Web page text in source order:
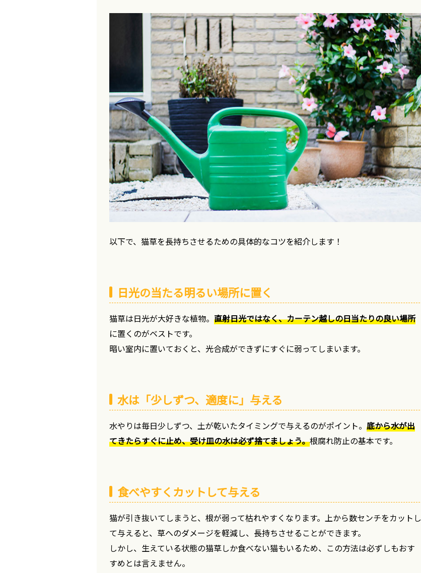
以下で、猫草を長持ちさせるための具体的なコツを紹介します！
日光の当たる明るい場所に置く
猫草は日光が大好きな植物。 直射日光ではなく、カーテン越しの日当たりの良い場所
に置くのがベストです。
暗い室内に置いておくと、光合成ができずにすぐに弱ってしまいます。
水は「少しずつ、適度に」与える
水やりは毎日少しずつ、土が乾いたタイミングで与えるのがポイント。 底から水が出
てきたらすぐに止め、受け皿の水は必ず捨てましょう。根腐れ防止の基本です。
食べやすくカットして与える
猫が引き抜いてしまうと、根が弱って枯れやすくなります。上から数センチをカットし
て与えると、草へのダメージを軽減し、長持ちさせることができます。
しかし、生えている状態の猫草しか食べない猫もいるため、この方法は必ずしもおす
すめとは言えません。